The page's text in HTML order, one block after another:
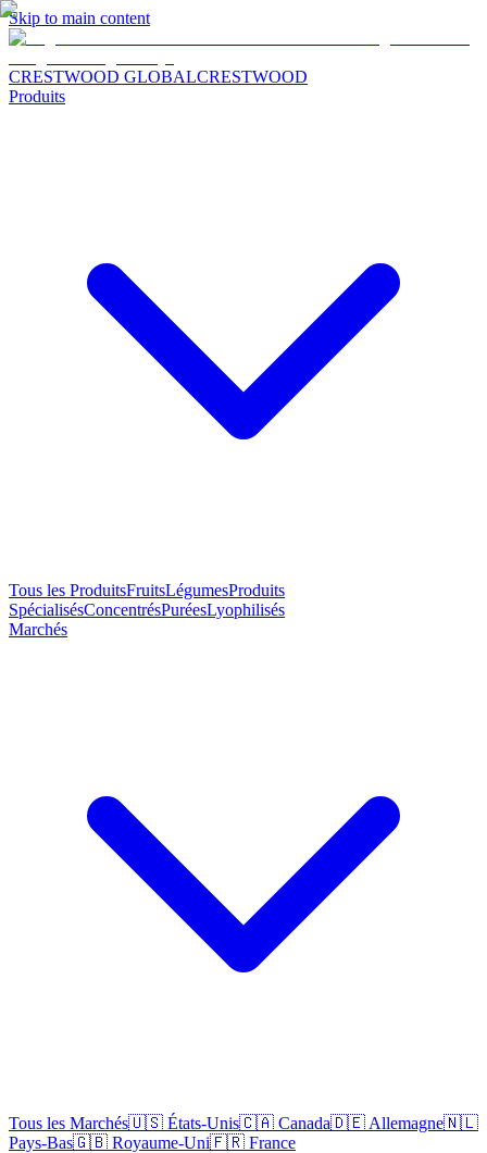
Skip to main content
CRESTWOOD GLOBALCRESTWOOD
Produits
Tous les ProduitsFruitsLégumesProduits
SpécialisésConcentrésPuréesLyophilisés
Marchés
Tous les Marchés🇺🇸 États-Unis🇨🇦 Canada🇩🇪 Allemagne🇳🇱
Pays-Bas🇬🇧 Royaume-Uni🇫🇷 France